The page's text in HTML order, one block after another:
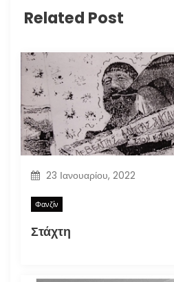
Related Post
23 Ιανουαρίου, 2022
Φανζίν
Στάχτη